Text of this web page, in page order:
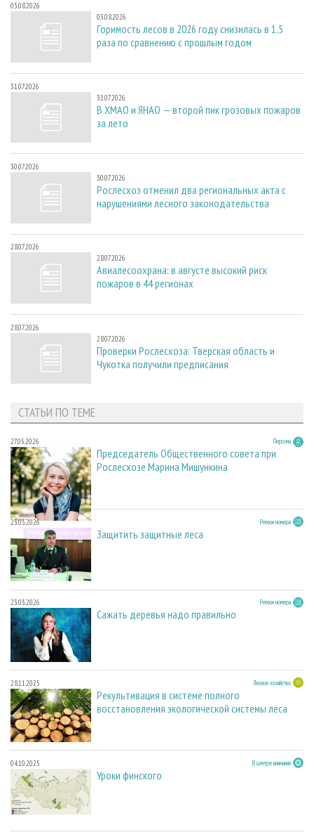
03.08.2026
03.08.2026
Горимость лесов в 2026 году снизилась в 1,5
раза по сравнению с прошлым годом
31.07.2026
31.07.2026
В ХМАО и ЯНАО — второй пик грозовых пожаров
за лето
30.07.2026
30.07.2026
Рослесхоз отменил два региональных акта с
нарушениями лесного законодательства
28.07.2026
28.07.2026
Авиалесоохрана: в августе высокий риск
пожаров в 44 регионах
28.07.2026
28.07.2026
Проверки Рослесхоза: Тверская область и
Чукотка получили предписания
СТАТЬИ ПО ТЕМЕ
27.05.2026 Персона
Председатель Общественного совета при
Рослесхозе Марина Мишункина
23.03.2026 Регион номера
Защитить защитные леса
23.03.2026 Регион номера
Сажать деревья надо правильно
28.11.2025 Лесное хозяйство
Рекультивация в системе полного
восстановления экологической системы леса
04.10.2025 В центре внимания
Уроки финского